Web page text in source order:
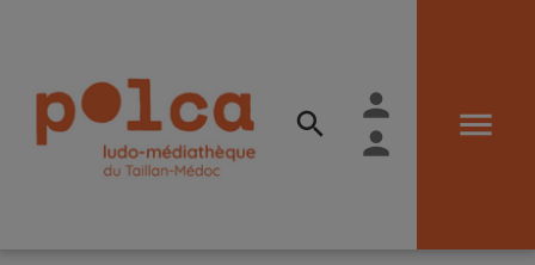
person
person
menu